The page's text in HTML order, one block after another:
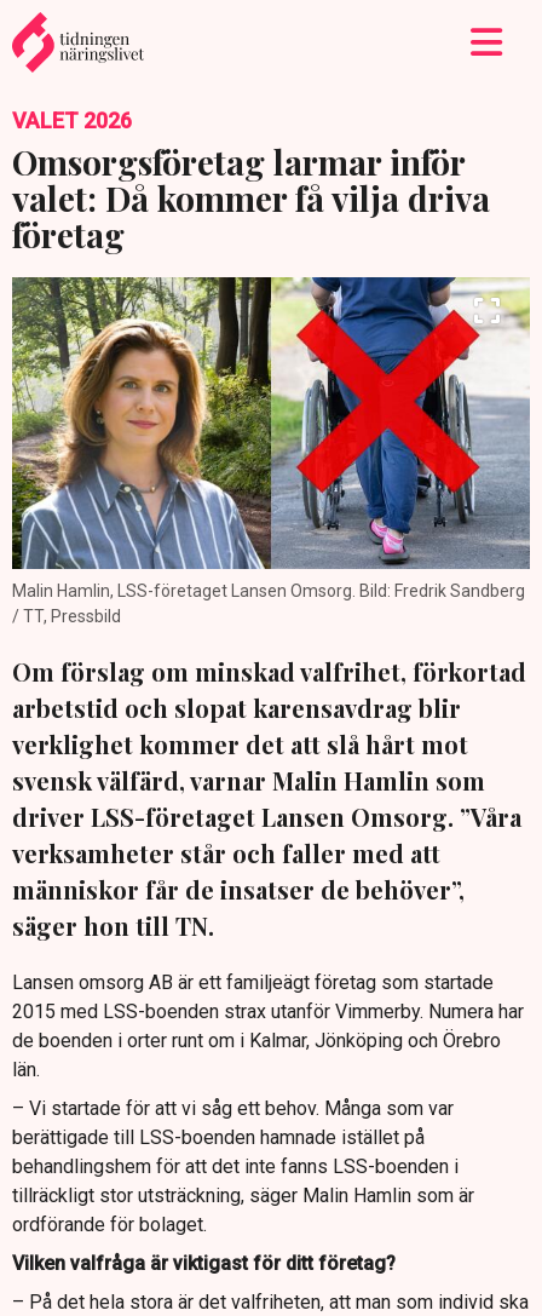
VALET 2026
Omsorgsföretag larmar inför
valet: Då kommer få vilja driva
företag
Malin Hamlin, LSS-företaget Lansen Omsorg. Bild: Fredrik Sandberg
/ TT, Pressbild
Om förslag om minskad valfrihet, förkortad
arbetstid och slopat karensavdrag blir
verklighet kommer det att slå hårt mot
svensk välfärd, varnar Malin Hamlin som
driver LSS-företaget Lansen Omsorg. ”Våra
verksamheter står och faller med att
människor får de insatser de behöver”,
säger hon till TN.
Lansen omsorg AB är ett familjeägt företag som startade
2015 med LSS-boenden strax utanför Vimmerby. Numera har
de boenden i orter runt om i Kalmar, Jönköping och Örebro
län.
– Vi startade för att vi såg ett behov. Många som var
berättigade till LSS-boenden hamnade istället på
behandlingshem för att det inte fanns LSS-boenden i
tillräckligt stor utsträckning, säger Malin Hamlin som är
ordförande för bolaget.
Vilken valfråga är viktigast för ditt företag?
– På det hela stora är det valfriheten, att man som individ ska